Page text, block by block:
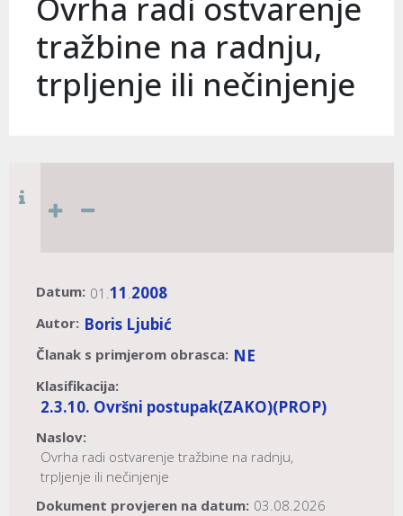
tražbine na radnju,
trpljenje ili nečinjenje
Datum: 01.11 .2008
Autor: Boris Ljubić
Članak s primjerom obrasca: NE
Klasifikacija:
2.3.10. Ovršni postupak(ZAKO)(PROP)
Naslov:
Ovrha radi ostvarenje tražbine na radnju,
trpljenje ili nečinjenje
Dokument provjeren na datum: 03.08.2026